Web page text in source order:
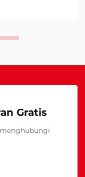
hybrid,
Gratis